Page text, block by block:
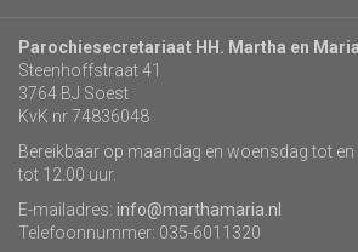
Parochiesecretariaat HH. Martha en
Steenhoffstraat 41
3764 BJ Soest
KvK nr 74836048
Bereikbaar op maandag en woensdag tot
tot 12.00 uur.
E-mailadres: info@marthamaria.nl
Telefoonnummer: 035-6011320